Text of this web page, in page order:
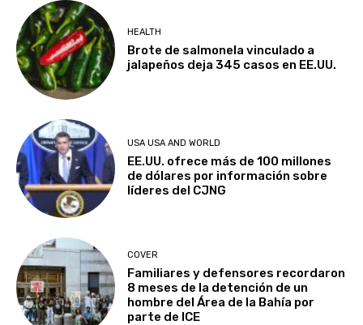
HEALTH
Brote de salmonela vinculado a
jalapeños deja 345 casos en EE.UU.
USA USA AND WORLD
EE.UU. ofrece más de 100 millones
de dólares por información sobre
líderes del CJNG
COVER
Familiares y defensores recordaron
8 meses de la detención de un
hombre del Área de la Bahía por
parte de ICE